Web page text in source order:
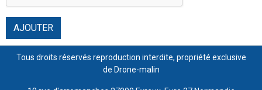
AJOUTER
Tous droits réservés reproduction interdite, propriété exclusive
de Drone-malin